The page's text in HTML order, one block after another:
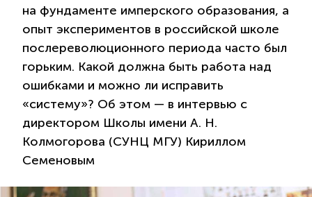
на фундаменте имперского образования, а
опыт экспериментов в российской школе
послереволюционного периода часто был
горьким. Какой должна быть работа над
ошибками и можно ли исправить
«систему»? Об этом — в интервью с
директором Школы имени А. Н.
Колмогорова (СУНЦ МГУ) Кириллом
Семеновым